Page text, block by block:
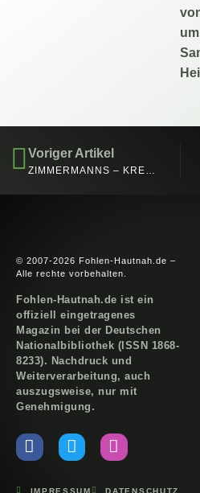
Voriger Artikel
ZIMMERMANNS – KREATIVES WOHNEN
© 2007-2026 Fohlen-Hautnah.de –
Alle rechte vorbehalten.
Fohlen-Hautnah.de ist ein
offiziell eingetragenes
Magazin bei der Deutschen
Nationalbibliothek (ISSN 1868-
8233). Nachdruck und
Weiterverarbeitung, auch
auszugsweise, nur mit
Genehmigung.
IMPRESSUM DATENSCHUTZ